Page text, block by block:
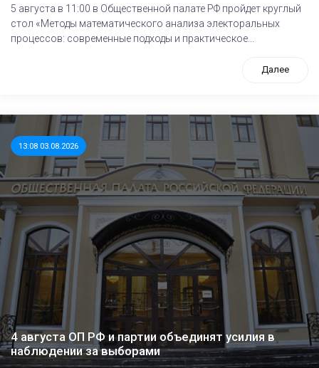
5 августа в 11:00 в Общественной палате РФ пройдет круглый
стол «Методы математического анализа электоральных
процессов: современные подходы и практическое...
Далее
13:08 03.08.2026
4 августа ОП РФ и партии объединят усилия в
наблюдении за выборами